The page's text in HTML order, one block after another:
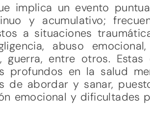
implica un evento
y acumulativo;
a situaciones
abuso
entre otros. Estas
profundos en la salud
de abordar y sanar,
emocional y dificultades